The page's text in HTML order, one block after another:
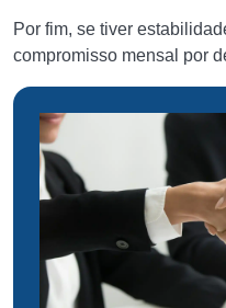
Por fim, se tiver
compromisso mensal por